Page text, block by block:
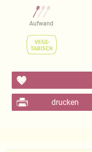
Aufwand
drucken